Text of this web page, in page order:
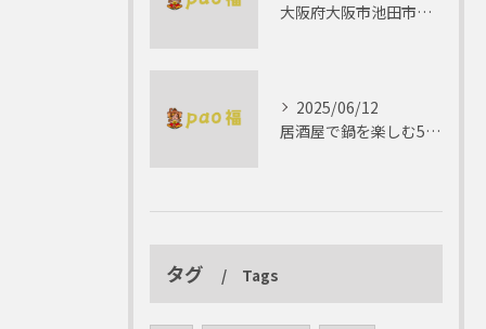
大阪府大阪市池田市で楽しむしゃぶしゃぶの魅力とは？
2025/06/12
居酒屋で鍋を楽しむ5つの理由 ゆったりとした時間を
タグ Tags